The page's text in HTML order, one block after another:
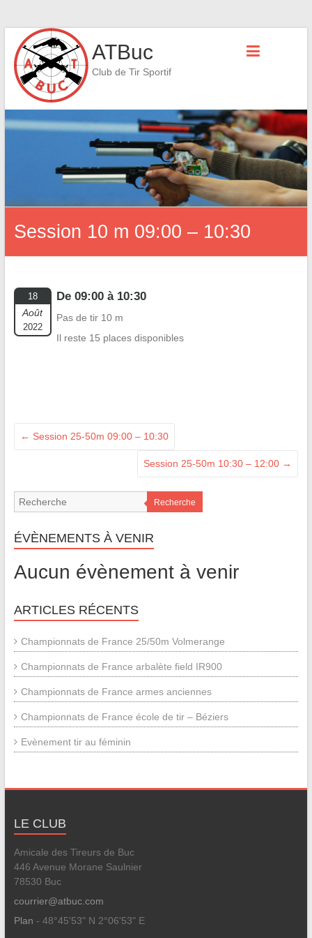
content
ATBuc
Club de Tir Sportif
Session 10 m 09:00 – 10:30
18
Août
2022
De 09:00 à 10:30
Pas de tir 10 m
Il reste 15 places disponibles
← Session 25-50m 09:00 – 10:30
Session 25-50m 10:30 – 12:00 →
Recherche
ÉVÈNEMENTS À VENIR
Aucun évènement à venir
ARTICLES RÉCENTS
Championnats de France 25/50m Volmerange
Championnats de France arbalète field IR900
Championnats de France armes anciennes
Championnats de France école de tir – Béziers
Evènement tir au féminin
LE CLUB
Amicale des Tireurs de Buc
446 Avenue Morane Saulnier
78530 Buc
courrier@atbuc.com
Plan - 48°45'53" N 2°06'53" E